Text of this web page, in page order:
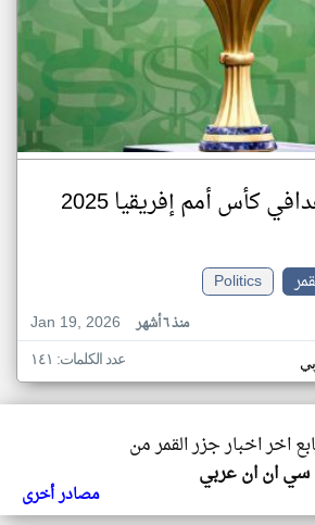
كأس أمم إفريقيا 2025
Politics
Jan 19, 2026
منذ ٦ أشهر
عدد الكلمات: ١٤١
اخر اخبار جزر القمر من
سي ان ان عربي
مصادر أخرى